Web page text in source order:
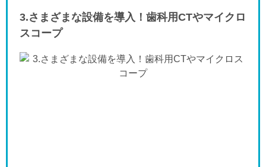
3.さまざまな設備を導入！歯科用CTやマイクロ
スコープ